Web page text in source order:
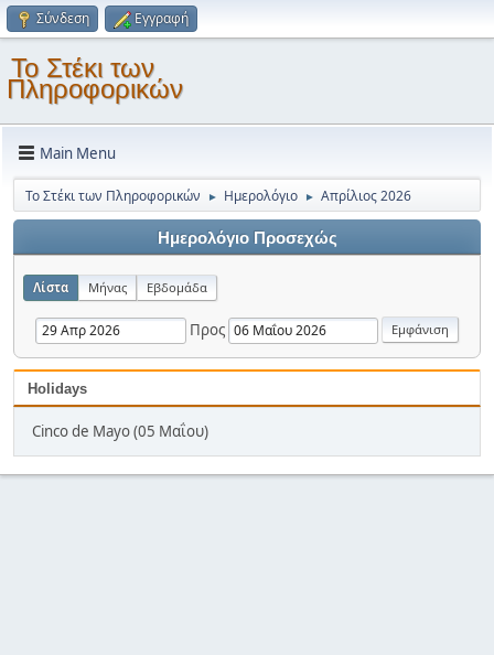
Σύνδεση Εγγραφή
Το Στέκι των
Πληροφορικών
Main Menu
Το Στέκι των Πληροφορικών ► Ημερολόγιο ► Απρίλιος 2026
Ημερολόγιο Προσεχώς
Λίστα Μήνας Εβδομάδα
Προς
Holidays
Cinco de Mayo (05 Μαΐου)